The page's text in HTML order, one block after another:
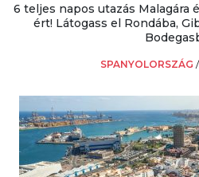
6 teljes napos utazás Malagára
ért! Látogass el Rondába,
SPANYOLORSZÁG /